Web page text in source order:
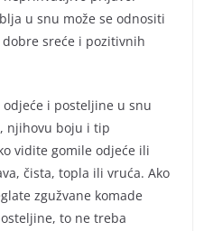
u snu može se odnositi
sreće i pozitivnih
i posteljine u snu
njihovu boju i tip
vidite gomile odjeće ili
čista, topla ili vruća. Ako
zgužvane komade
to ne treba